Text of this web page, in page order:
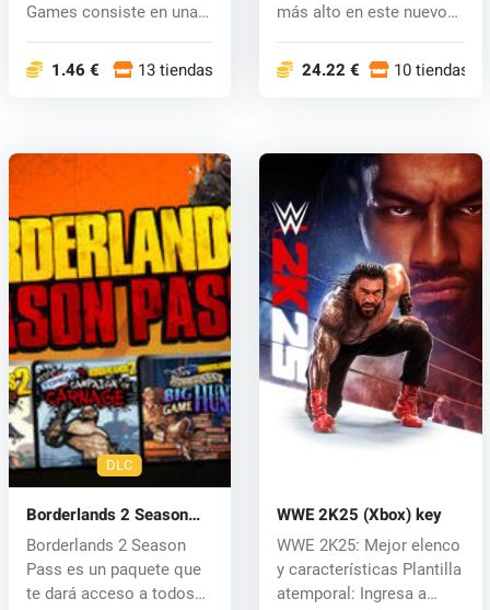
Games consiste en una
1.46 € 13 tiendas
más alto en este nuevo
24.22 € 10 tiendas
DLC
Borderlands 2 Season
Pass (PC) CD key
Borderlands 2 Season
Pass es un paquete que
te dará acceso a todos
WWE 2K25 (Xbox) key
WWE 2K25: Mejor elenco
y características Plantilla
atemporal: Ingresa a